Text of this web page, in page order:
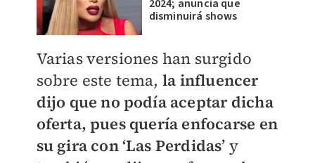
2024; anuncia que
disminuirá shows
Varias versiones han surgido
sobre este tema, la influencer
dijo que no podía aceptar dicha
oferta, pues quería enfocarse en
su gira con ‘Las Perdidas’ y